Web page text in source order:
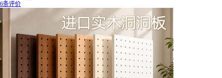
6条评价